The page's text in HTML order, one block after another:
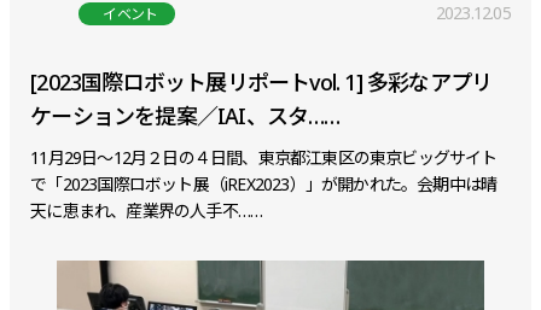
イベント 2023.12.05
[2023国際ロボット展リポートvol. 1] 多彩なアプリ
ケーションを提案／IAI、スタ……
11月29日～12月２日の４日間、東京都江東区の東京ビッグサイト
で「2023国際ロボット展（iREX2023）」が開かれた。会期中は晴
天に恵まれ、産業界の人手不……